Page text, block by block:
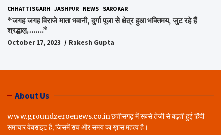
CHHATTISGARH JASHPUR NEWS SAROKAR
*जगह जगह विराजे माता भवानी, दुर्गा पूजा से क्षेत्र हुआ भक्तिमय, जुट रहे हैं
श्रद्धालु……..*
October 17, 2023 Rakesh Gupta
About Us
www.groundzeroenews.co.in छत्तीसगढ़ में सबसे तेजी से बढ़ती हुई हिंदी
समाचार वेबसाइट है, जिसमें सच और समय का ख़ास महत्व है।